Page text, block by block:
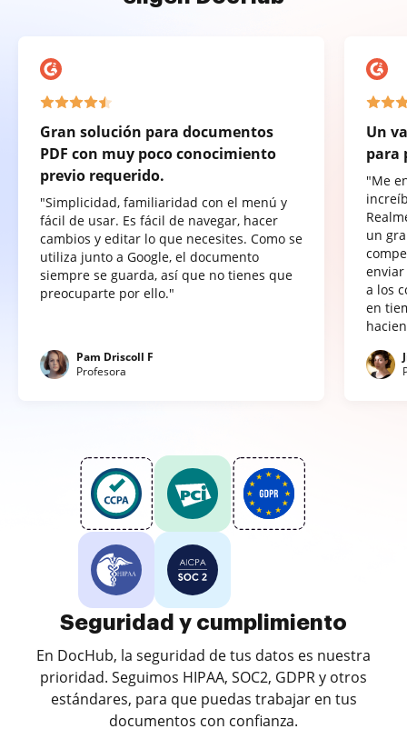
Gran solución para documentos
PDF con muy poco conocimiento
previo requerido.
"Simplicidad, familiaridad con el menú y
fácil de usar. Es fácil de navegar, hacer
cambios y editar lo que necesites. Como se
utiliza junto a Google, el documento
siempre se guarda, así que no tienes que
preocuparte por ello."
Pam Driscoll F
Profesora
Un
para
"Me
un
a los
en
Seguridad y cumplimiento
En DocHub, la seguridad de tus datos es nuestra
prioridad. Seguimos HIPAA, SOC2, GDPR y otros
estándares, para que puedas trabajar en tus
documentos con confianza.